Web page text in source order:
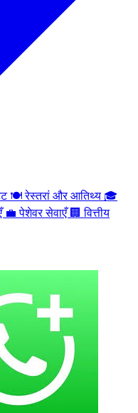
🍽️रेस्तरां और आतिथ्य 🎓
💼 पेशेवर सेवाएँ 🏢 वित्तीय